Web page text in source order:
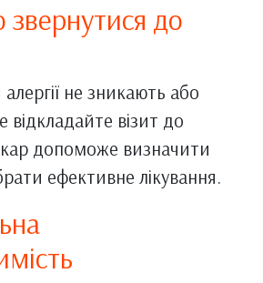
до
не зникають або
відкладайте візит до
допоможе визначити
ефективне лікування.